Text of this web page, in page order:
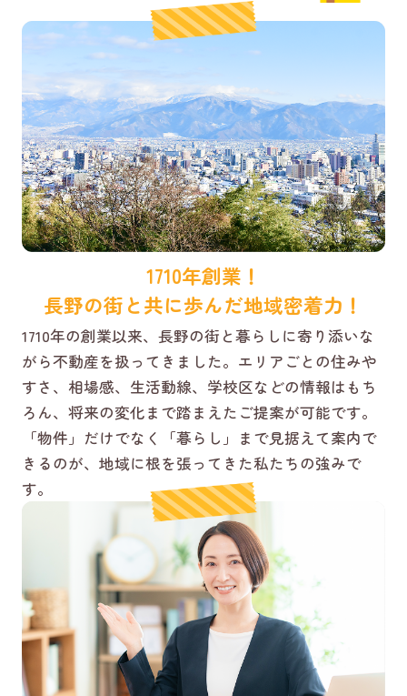
1710年創業！
長野の街と共に歩んだ地域密着力！
1710年の創業以来、長野の街と暮らしに寄り添いな
がら不動産を扱ってきました。エリアごとの住みや
すさ、相場感、生活動線、学校区などの情報はもち
ろん、将来の変化まで踏まえたご提案が可能です。
「物件」だけでなく「暮らし」まで見据えて案内で
きるのが、地域に根を張ってきた私たちの強みで
す。